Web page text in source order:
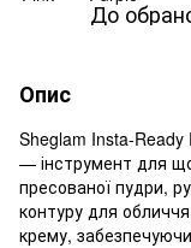
До
Опис
Sheglam Insta-Ready
— інструмент для
пресованої пудри,
контуру для
крему,